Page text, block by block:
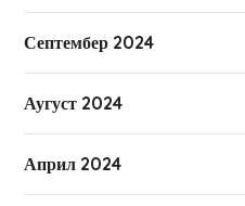
Септембер 2024
Аугуст 2024
Април 2024